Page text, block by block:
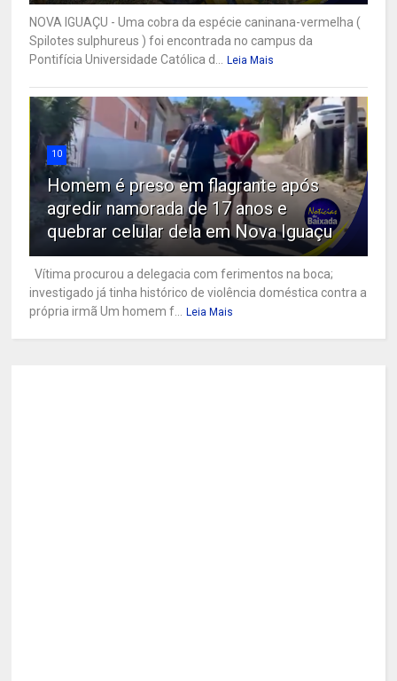
NOVA IGUAÇU - Uma cobra da espécie caninana-vermelha (
Spilotes sulphureus ) foi encontrada no campus da
Pontifícia Universidade Católica d... Leia Mais
10
Homem é preso em flagrante após
agredir namorada de 17 anos e
quebrar celular dela em Nova Iguaçu
Vítima procurou a delegacia com ferimentos na boca;
investigado já tinha histórico de violência doméstica contra a
própria irmã Um homem f... Leia Mais